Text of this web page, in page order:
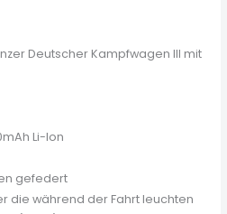
Deutscher Kampfwagen III mit
Li-Ion
gefedert
die während der Fahrt leuchten